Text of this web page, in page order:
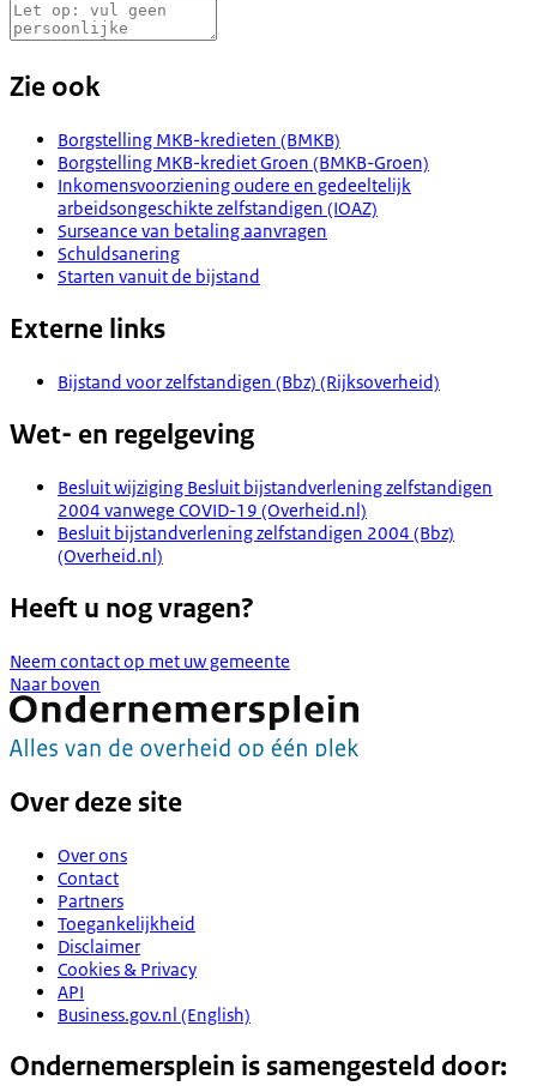
Zie ook
Borgstelling MKB-kredieten (BMKB)
Borgstelling MKB-krediet Groen (BMKB-Groen)
Inkomensvoorziening oudere en gedeeltelijk
arbeidsongeschikte zelfstandigen (IOAZ)
Surseance van betaling aanvragen
Schuldsanering
Starten vanuit de bijstand
Externe links
Bijstand voor zelfstandigen (Bbz) (Rijksoverheid)
Wet- en regelgeving
Besluit wijziging Besluit bijstandverlening zelfstandigen
2004 vanwege COVID-19 (Overheid.nl)
Besluit bijstandverlening zelfstandigen 2004 (Bbz)
(Overheid.nl)
Heeft u nog vragen?
Neem contact op met uw gemeente
Naar boven
Over deze site
Over ons
Contact
Partners
Toegankelijkheid
Disclaimer
Cookies & Privacy
API
Business.gov.nl (English)
Ondernemersplein is samengesteld door: